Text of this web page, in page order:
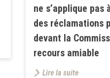
ne s’applique pas
des réclamations
devant la
recours amiable
Lire la suite